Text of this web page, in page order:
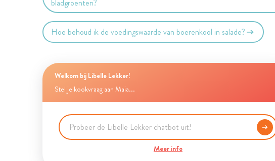
bladgroenten?
Hoe behoud ik de voedingswaarde van boerenkool in salade?
Welkom bij Libelle Lekker!
Stel je kookvraag aan Maia...
Meer info